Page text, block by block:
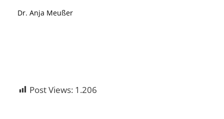
Dr. Anja Meußer
Post Views: 1.206